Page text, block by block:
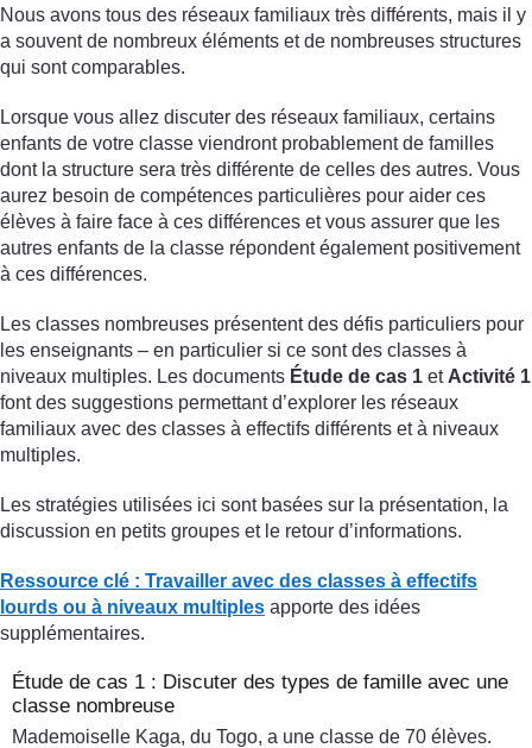
Nous avons tous des réseaux familiaux très différents, mais il y
a souvent de nombreux éléments et de nombreuses structures
qui sont comparables.
Lorsque vous allez discuter des réseaux familiaux, certains
enfants de votre classe viendront probablement de familles
dont la structure sera très différente de celles des autres. Vous
aurez besoin de compétences particulières pour aider ces
élèves à faire face à ces différences et vous assurer que les
autres enfants de la classe répondent également positivement
à ces différences.
Les classes nombreuses présentent des défis particuliers pour
les enseignants – en particulier si ce sont des classes à
niveaux multiples. Les documents Étude de cas 1 et Activité 1
font des suggestions permettant d’explorer les réseaux
familiaux avec des classes à effectifs différents et à niveaux
multiples.
Les stratégies utilisées ici sont basées sur la présentation, la
discussion en petits groupes et le retour d’informations.
Ressource clé : Travailler avec des classes à effectifs
lourds ou à niveaux multiples apporte des idées
supplémentaires.
Étude de cas 1 : Discuter des types de famille avec une
classe nombreuse
Mademoiselle Kaga, du Togo, a une classe de 70 élèves.